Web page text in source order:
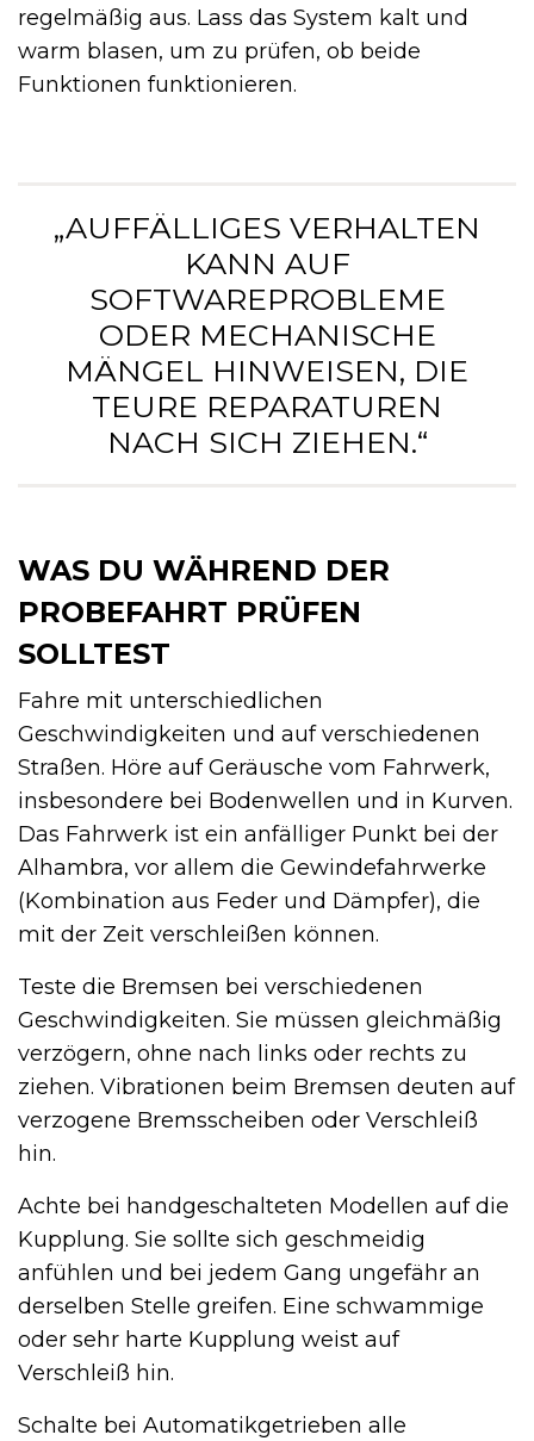
regelmäßig aus. Lass das System kalt und
warm blasen, um zu prüfen, ob beide
Funktionen funktionieren.
„AUFFÄLLIGES VERHALTEN
KANN AUF
SOFTWAREPROBLEME
ODER MECHANISCHE
MÄNGEL HINWEISEN, DIE
TEURE REPARATUREN
NACH SICH ZIEHEN.“
WAS DU WÄHREND DER
PROBEFAHRT PRÜFEN
SOLLTEST
Fahre mit unterschiedlichen
Geschwindigkeiten und auf verschiedenen
Straßen. Höre auf Geräusche vom Fahrwerk,
insbesondere bei Bodenwellen und in Kurven.
Das Fahrwerk ist ein anfälliger Punkt bei der
Alhambra, vor allem die Gewindefahrwerke
(Kombination aus Feder und Dämpfer), die
mit der Zeit verschleißen können.
Teste die Bremsen bei verschiedenen
Geschwindigkeiten. Sie müssen gleichmäßig
verzögern, ohne nach links oder rechts zu
ziehen. Vibrationen beim Bremsen deuten auf
verzogene Bremsscheiben oder Verschleiß
hin.
Achte bei handgeschalteten Modellen auf die
Kupplung. Sie sollte sich geschmeidig
anfühlen und bei jedem Gang ungefähr an
derselben Stelle greifen. Eine schwammige
oder sehr harte Kupplung weist auf
Verschleiß hin.
Schalte bei Automatikgetrieben alle